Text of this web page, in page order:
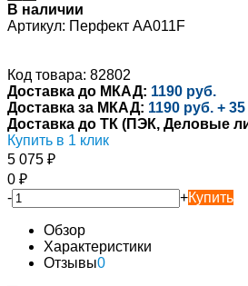
В наличии
Артикул: Перфект AA011F
Код товара: 82802
Доставка до МКАД: 1190 руб.
Доставка за МКАД: 1190 руб. +
Доставка до ТК (ПЭК, Деловые
Купить в 1 клик
5 075 ₽
0 ₽
-
+Купить
Обзор
Характеристики
Отзывы0